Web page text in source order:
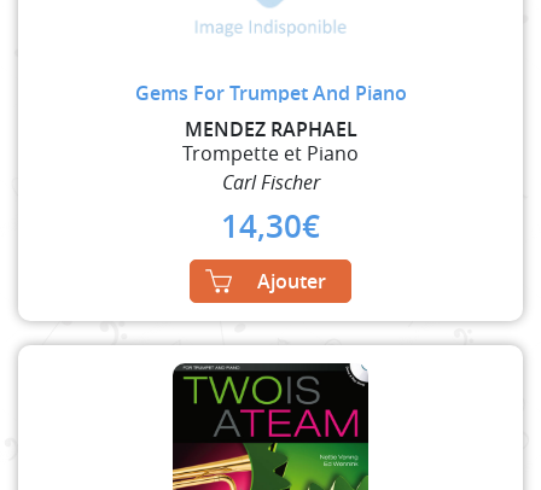
Gems For Trumpet And Piano
MENDEZ RAPHAEL
Trompette et Piano
Carl Fischer
14,30€
Ajouter